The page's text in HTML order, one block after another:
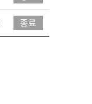
종료